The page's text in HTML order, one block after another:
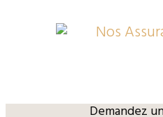
Demandez